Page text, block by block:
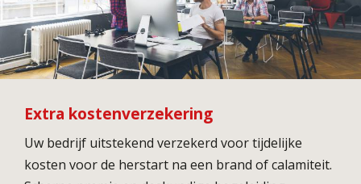
Extra kostenverzekering
Uw bedrijf uitstekend verzekerd voor tijdelijke
kosten voor de herstart na een brand of calamiteit.